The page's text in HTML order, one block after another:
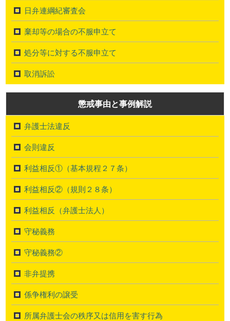
日弁連綱紀審査会
棄却等の場合の不服申立て
処分等に対する不服申立て
取消訴訟
懲戒事由と事例解説
弁護士法違反
会則違反
利益相反①（基本規程２７条）
利益相反②（規則２８条）
利益相反（弁護士法人）
守秘義務
守秘義務②
非弁提携
係争権利の譲受
所属弁護士会の秩序又は信用を害す行為